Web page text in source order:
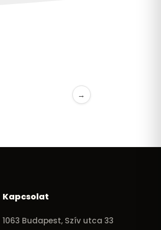
→
Kapcsolat
1063 Budapest, Szív utca 33